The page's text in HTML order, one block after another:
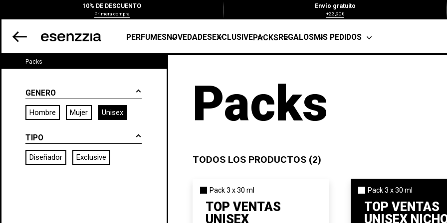
10% DE DESCUENTO
Primera compra
Envío gratuito
+23,90€
PERFUMESNOVEDADESEXCLUSIVEPACKSREGALOSMIS PEDIDOS
Packs
GENERO
Hombre Mujer Unisex
TIPO
Diseñador Exclusive
Packs
TODOS LOS PRODUCTOS (2)
Pack 3 x 30 ml
TOP VENTAS
UNISEX
Pack 3 x 30 ml
TOP VENTAS
UNISEX